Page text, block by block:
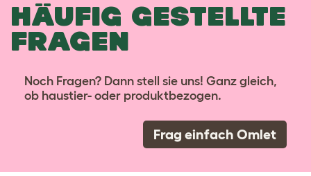
HÄUFIG GESTELLTE
FRAGEN
Noch Fragen? Dann stell sie uns! Ganz gleich,
ob haustier- oder produktbezogen.
Frag einfach Omlet